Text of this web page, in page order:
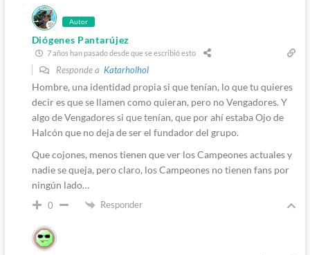
Autor
Diógenes Pantarújez
7 años han pasado desde que se escribió esto
Responde a Katarholhol
Hombre, una identidad propia si que tenían, lo que tu quieres
decir es que se llamen como quieran, pero no Vengadores. Y
algo de Vengadores si que tenían, que por ahí estaba Ojo de
Halcón que no deja de ser el fundador del grupo.
Que cojones, menos tienen que ver los Campeones actuales y
nadie se queja, pero claro, los Campeones no tienen fans por
ningún lado…
0 Responder